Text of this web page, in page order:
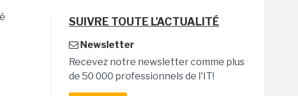
SUIVRE TOUTE L'ACTUALITÉ
Newsletter
Recevez notre newsletter comme plus
de 50 000 professionnels de l'IT!